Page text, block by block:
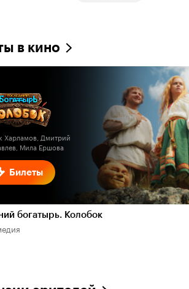
в кино
Билеты
Харламов, Дмитрий
Мила Ершова
богатырь. Колобок